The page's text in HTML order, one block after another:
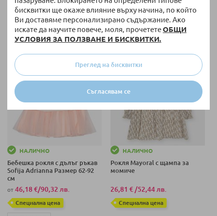
бисквитки ще окаже влияние върху начина, по който
Ви доставяме персонализирано съдържание. Ако
искате да научите повече, моля, прочететеОБЩИ
УСЛОВИЯ ЗА ПОЛЗВАНЕ И БИСКВИТКИ.
Съгласявам се
Преглед на бисквитки
80 СМ (12-18 М)
86 СМ (18-24 М)
+ още варианти
80 СМ (12-18 М)
+ още варианти
НАЛИЧНО
Бебешка рокля с дълъг ръкав
Sofija Adrianna Размер 62-92
см
от 46,18 €/90,32 лв.
Специална цена
НАЛИЧНО
Рокля Mayoral с щампа за
момиче
26,81 € /52,44 лв.
Специална цена